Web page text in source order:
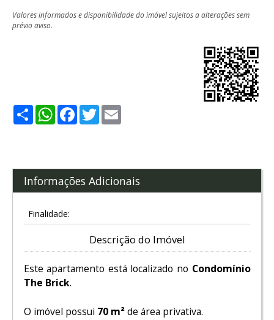
Valores informados e disponibilidade do imóvel sujeitos a alterações sem
prévio aviso.
ShareWhatsApp
Facebook
Twitter
Informações Adicionais
Finalidade:
Descrição do Imóvel
Este apartamento está localizado no Condomínio
The Brick.
O imóvel possui 70 m²de área privativa.